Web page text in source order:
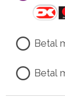
Betal
Betal